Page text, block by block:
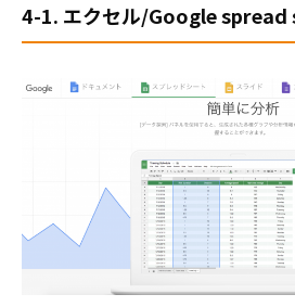
4-1. エクセル/Google spread